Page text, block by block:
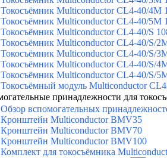
Токосъёмник Multiconductor CL4-40/4M
Токосъёмник Multiconductor CL4-40/5M
Токосъёмник Multiconductor CL4-40/S
Токосъёмник Multiconductor CL4-40/S/
Токосъёмник Multiconductor CL4-40/S/
Токосъёмник Multiconductor CL4-40/S/
Токосъёмник Multiconductor CL4-40/S/
Токосъёмный модуль Multiconductor
принадлежности для
Обзор вспомогательных
Кронштейн Multiconductor BMV35
Кронштейн Multiconductor BMV70
Кронштейн Multiconductor BMV100
Комплект для токосъёмника